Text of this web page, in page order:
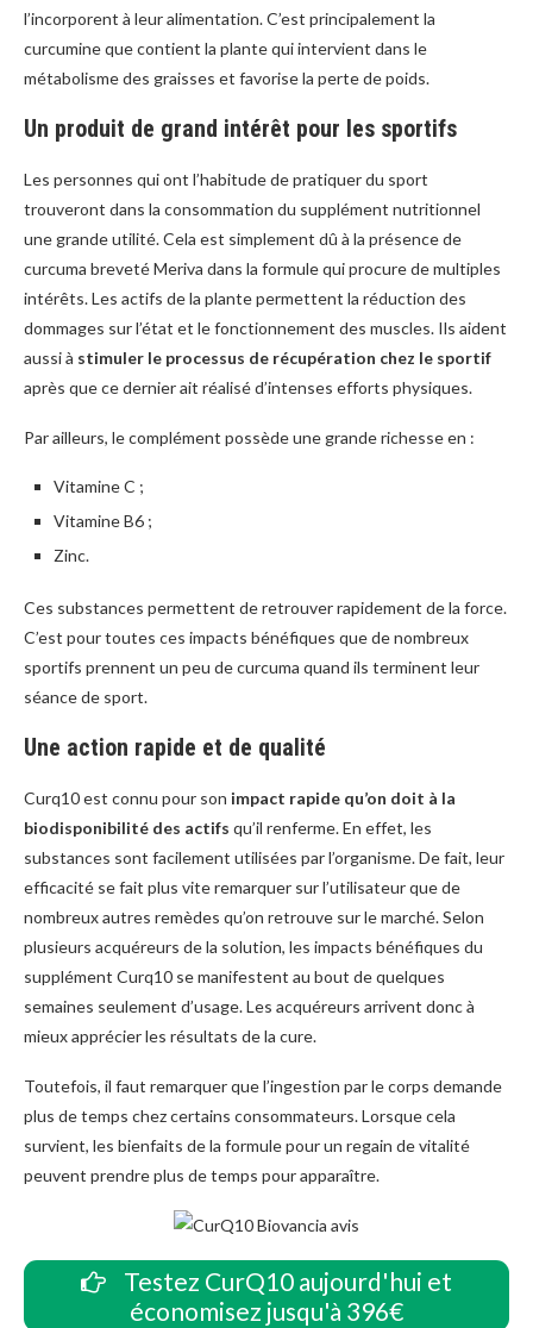
l’incorporent à leur alimentation. C’est principalement la
curcumine que contient la plante qui intervient dans le
métabolisme des graisses et favorise la perte de poids.
Un produit de grand intérêt pour les sportifs
Les personnes qui ont l’habitude de pratiquer du sport
trouveront dans la consommation du supplément nutritionnel
une grande utilité. Cela est simplement dû à la présence de
curcuma breveté Meriva dans la formule qui procure de multiples
intérêts. Les actifs de la plante permettent la réduction des
dommages sur l’état et le fonctionnement des muscles. Ils aident
aussi à stimuler le processus de récupération chez le sportif
après que ce dernier ait réalisé d’intenses efforts physiques.
Par ailleurs, le complément possède une grande richesse en :
Vitamine C ;
Vitamine B6 ;
Zinc.
Ces substances permettent de retrouver rapidement de la force.
C’est pour toutes ces impacts bénéfiques que de nombreux
sportifs prennent un peu de curcuma quand ils terminent leur
séance de sport.
Une action rapide et de qualité
Curq10 est connu pour son impact rapide qu’on doit à la
biodisponibilité des actifs qu’il renferme. En effet, les
substances sont facilement utilisées par l’organisme. De fait, leur
efficacité se fait plus vite remarquer sur l’utilisateur que de
nombreux autres remèdes qu’on retrouve sur le marché. Selon
plusieurs acquéreurs de la solution, les impacts bénéfiques du
supplément Curq10 se manifestent au bout de quelques
semaines seulement d’usage. Les acquéreurs arrivent donc à
mieux apprécier les résultats de la cure.
Toutefois, il faut remarquer que l’ingestion par le corps demande
plus de temps chez certains consommateurs. Lorsque cela
survient, les bienfaits de la formule pour un regain de vitalité
peuvent prendre plus de temps pour apparaître.
Testez CurQ10 aujourd'hui et
économisez jusqu'à 396€